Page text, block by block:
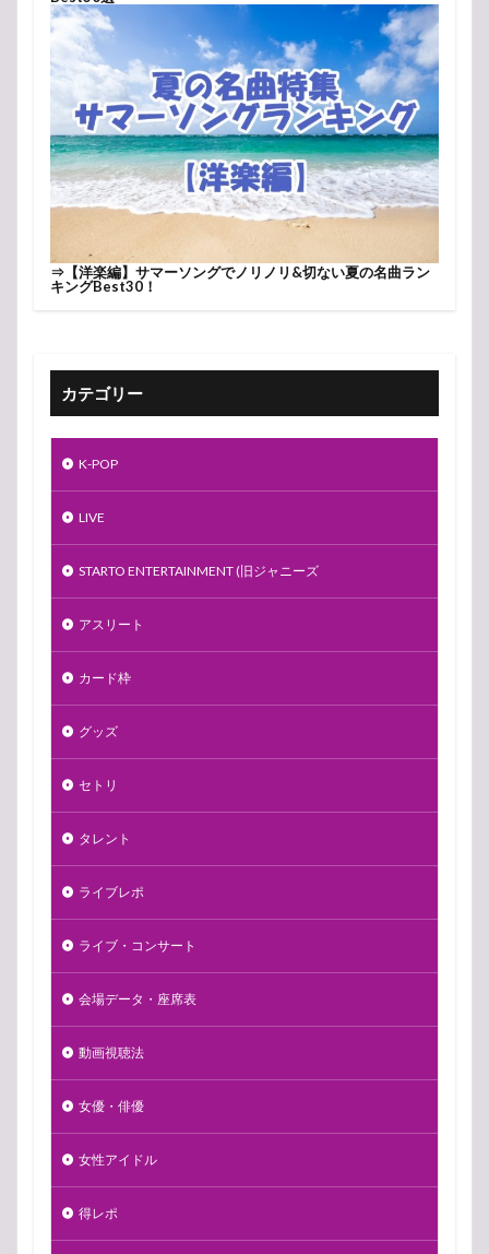
⇒ 【洋楽編】サマーソングでノリノリ&切ない夏の名曲ラン
キングBest30！
カテゴリー
K-POP
LIVE
STARTO ENTERTAINMENT (旧ジャニーズ
アスリート
カード枠
グッズ
セトリ
タレント
ライブレポ
ライブ・コンサート
会場データ・座席表
動画視聴法
女優・俳優
女性アイドル
得レポ